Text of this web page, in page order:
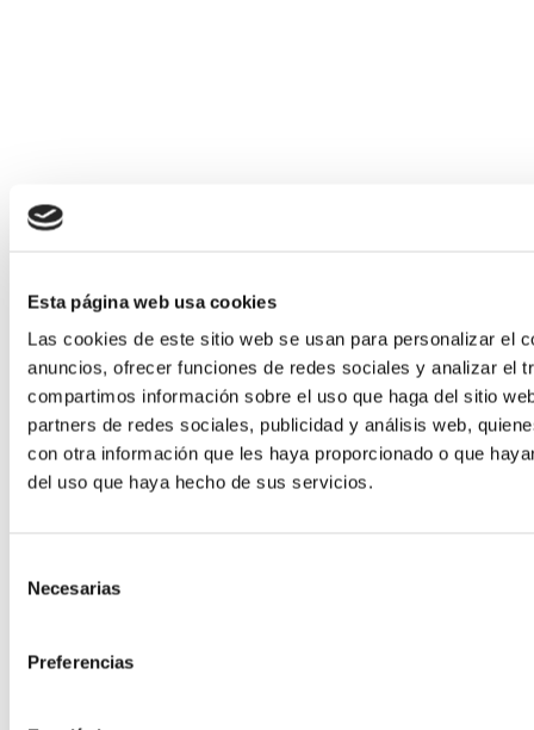
Esta página web usa cookies
Las cookies de este sitio web se usan para personalizar el
anuncios, ofrecer funciones de redes sociales y analizar el
compartimos información sobre el uso que haga del sitio
partners de redes sociales, publicidad y análisis web,
con otra información que les haya proporcionado o que
del uso que haya hecho de sus servicios.
Necesarias
Preferencias